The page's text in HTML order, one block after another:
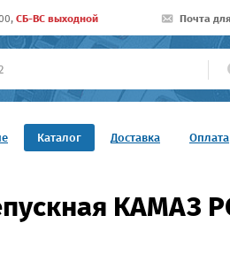
СБ-ВС выходной Почта
Каталог Доставка Оплата
КАМАЗ